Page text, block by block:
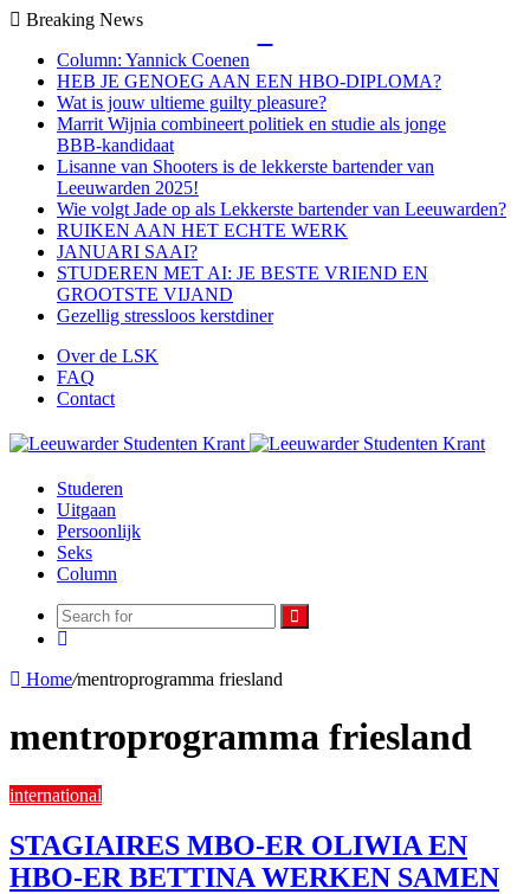
Breaking News
Column: Yannick Coenen
HEB JE GENOEG AAN EEN HBO-DIPLOMA?
Wat is jouw ultieme guilty pleasure?
Marrit Wijnia combineert politiek en studie als jonge
BBB‑kandidaat
Lisanne van Shooters is de lekkerste bartender van
Leeuwarden 2025!
Wie volgt Jade op als Lekkerste bartender van Leeuwarden?
RUIKEN AAN HET ECHTE WERK
JANUARI SAAI?
STUDEREN MET AI: JE BESTE VRIEND EN
GROOTSTE VIJAND
Gezellig stressloos kerstdiner
Over de LSK
FAQ
Contact
Menu
Studeren
Uitgaan
Persoonlijk
Seks
Column
Search
Home/mentroprogramma friesland
mentroprogramma friesland
international
STAGIAIRES MBO-ER OLIWIA EN
HBO-ER BETTINA WERKEN SAMEN